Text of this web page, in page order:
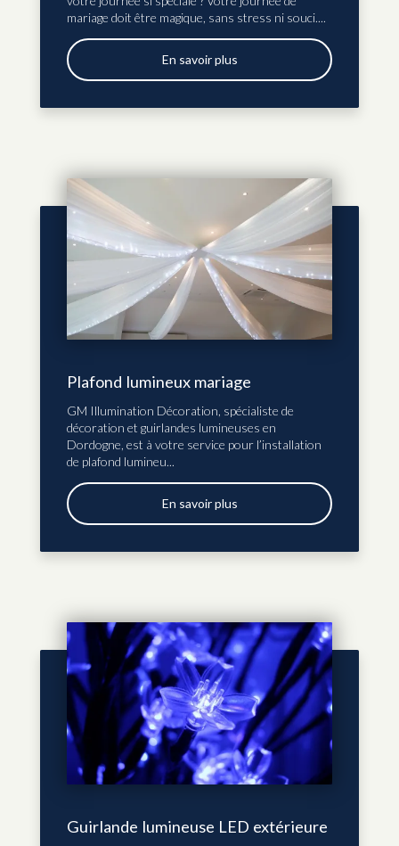
mariage doit être magique, sans stress ni souci....
En savoir plus
Plafond lumineux mariage
GM Illumination Décoration, spécialiste de
décoration et guirlandes lumineuses en
Dordogne, est à votre service pour l’installation
de plafond lumineu...
En savoir plus
Guirlande lumineuse LED extérieure